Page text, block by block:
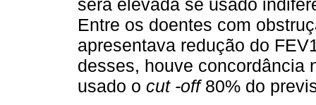
será elevada se usado
Entre os doentes com
apresentava redução do
desses, houve concordância
usado o cut -off 80% do